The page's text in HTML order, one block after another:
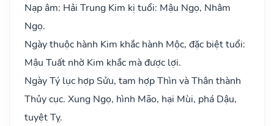
Nạp âm: Hải Trung Kim kị tuổi: Mậu Ngọ, Nhâm
Ngọ.
Ngày thuộc hành Kim khắc hành Mộc, đặc biệt tuổi:
Mậu Tuất nhờ Kim khắc mà được lợi.
Ngày Tý lục hợp Sửu, tam hợp Thìn và Thân thành
Thủy cục. Xung Ngọ, hình Mão, hại Mùi, phá Dậu,
tuyệt Tỵ.